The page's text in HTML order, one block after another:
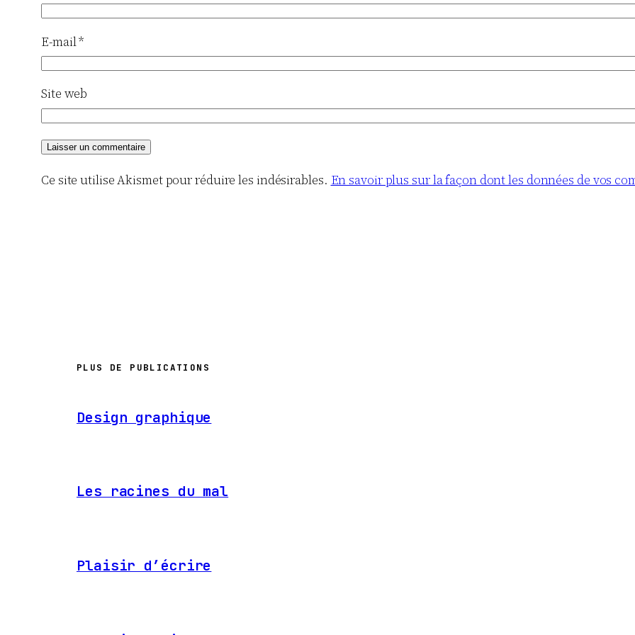
E-mail*
Site web
Ce site utilise Akismet pour réduire les indésirables. En savoir plus sur la façon dont les données de vos
PLUS DE PUBLICATIONS
Design graphique
Les racines du mal
Plaisir d’écrire